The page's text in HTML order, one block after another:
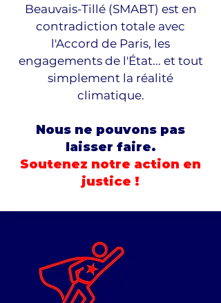
Beauvais-Tillé (SMABT) est en
contradiction totale avec
l'Accord de Paris, les
engagements de l'État... et tout
simplement la réalité
climatique.
Nous ne pouvons pas
laisser faire.
Soutenez notre action en
justice !